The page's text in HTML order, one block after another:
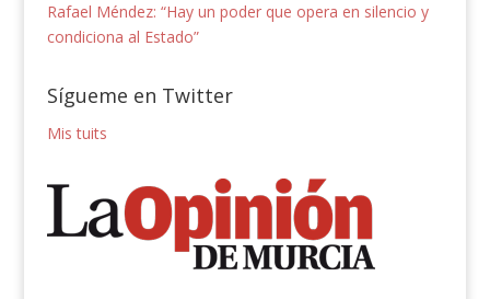
Rafael Méndez: “Hay un poder que opera en silencio y
condiciona al Estado”
Sígueme en Twitter
Mis tuits